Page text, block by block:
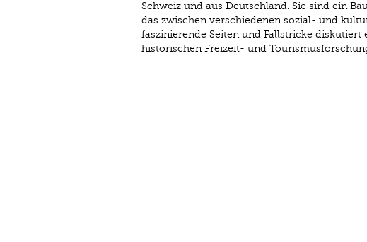
Schweiz und aus Deutschland. Sie sind ein
das zwischen verschiedenen sozial- und
faszinierende Seiten und Fallstricke
historischen Freizeit- und